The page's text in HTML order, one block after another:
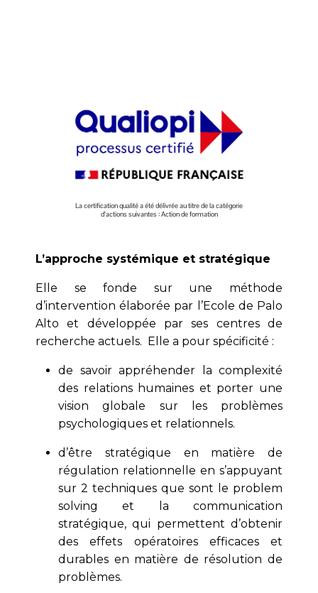
La certification qualité a été délivrée au titre de la catégorie
d’actions suivantes : Action de formation
L’approche systémique et stratégique
Elle se fonde sur une méthode
d’intervention élaborée par l’Ecole de Palo
Alto et développée par ses centres de
recherche actuels. Elle a pour spécificité :
de savoir appréhender la complexité
des relations humaines et porter une
vision globale sur les problèmes
psychologiques et relationnels.
d’être stratégique en matière de
régulation relationnelle en s’appuyant
sur 2 techniques que sont le problem
solving et la communication
stratégique, qui permettent d’obtenir
des effets opératoires efficaces et
durables en matière de résolution de
problèmes.